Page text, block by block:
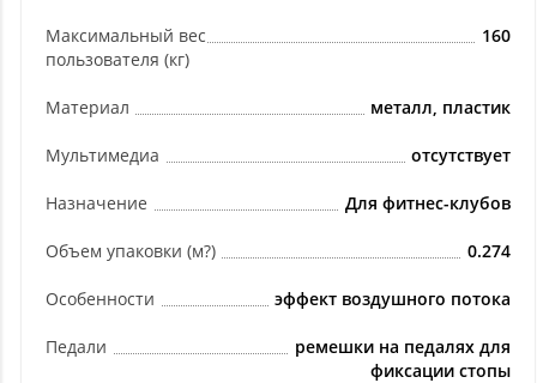
Максимальный вес
пользователя (кг)
160
Материал металл, пластик
Мультимедиа отсутствует
Назначение Для фитнес-клубов
Объем упаковки (м?) 0.274
Особенности эффект воздушного потока
Педали
ремешки на педалях для
фиксации стопы